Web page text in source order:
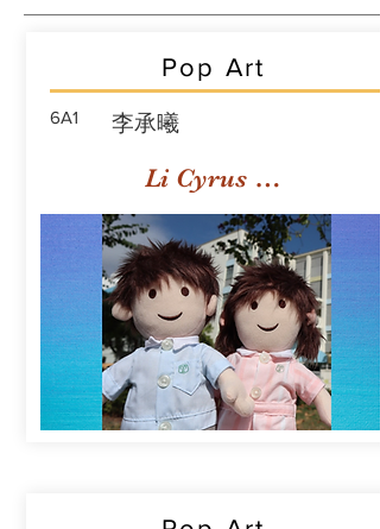
Pop Art
6A1 李承曦
Li Cyrus Sing Hei